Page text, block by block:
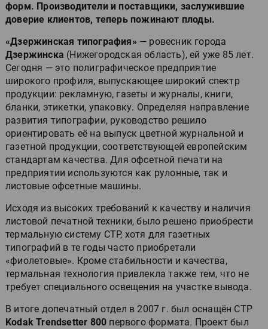
форм. Производители и поставщики, заслужившие
доверие клиентов, теперь пожинают плоды.
«Дзержинская типография» — ровесник города
Дзержинска (Нижегородская область), ей уже 85 лет.
Сегодня — это полиграфическое предприятие
широкого профиля, выпускающее широкий спектр
продукции: рекламную, газеты и журналы, книги,
бланки, этикетки, упаковку. Определяя направление
развития типографии, руководство решило
ориентировать её на выпуск цветной журнальной и
газетной продукции, соответствующей европейским
стандартам качества. Для офсетной печати на
предприятии используются как рулонные, так и
листовые офсетные машины.
Исходя из высоких требований к качеству и наличия
листовой печатной техники, было решено приобрести
термальную систему CTP, хотя для газетных
типографий в те годы часто приобретали
«фиолетовые». Кроме стабильности и качества,
термальная технология привлекла также тем, что не
требует специального освещения на участке вывода.
В итоге допечатный отдел в 2007 г. был оснащён СTP
Kodak Trendsetter 800 первого формата. Проект был